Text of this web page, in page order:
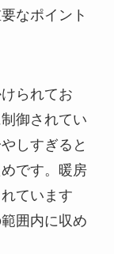
なポイント
られてお
御されてい
しすぎると
です。暖房
ています
囲内に収め